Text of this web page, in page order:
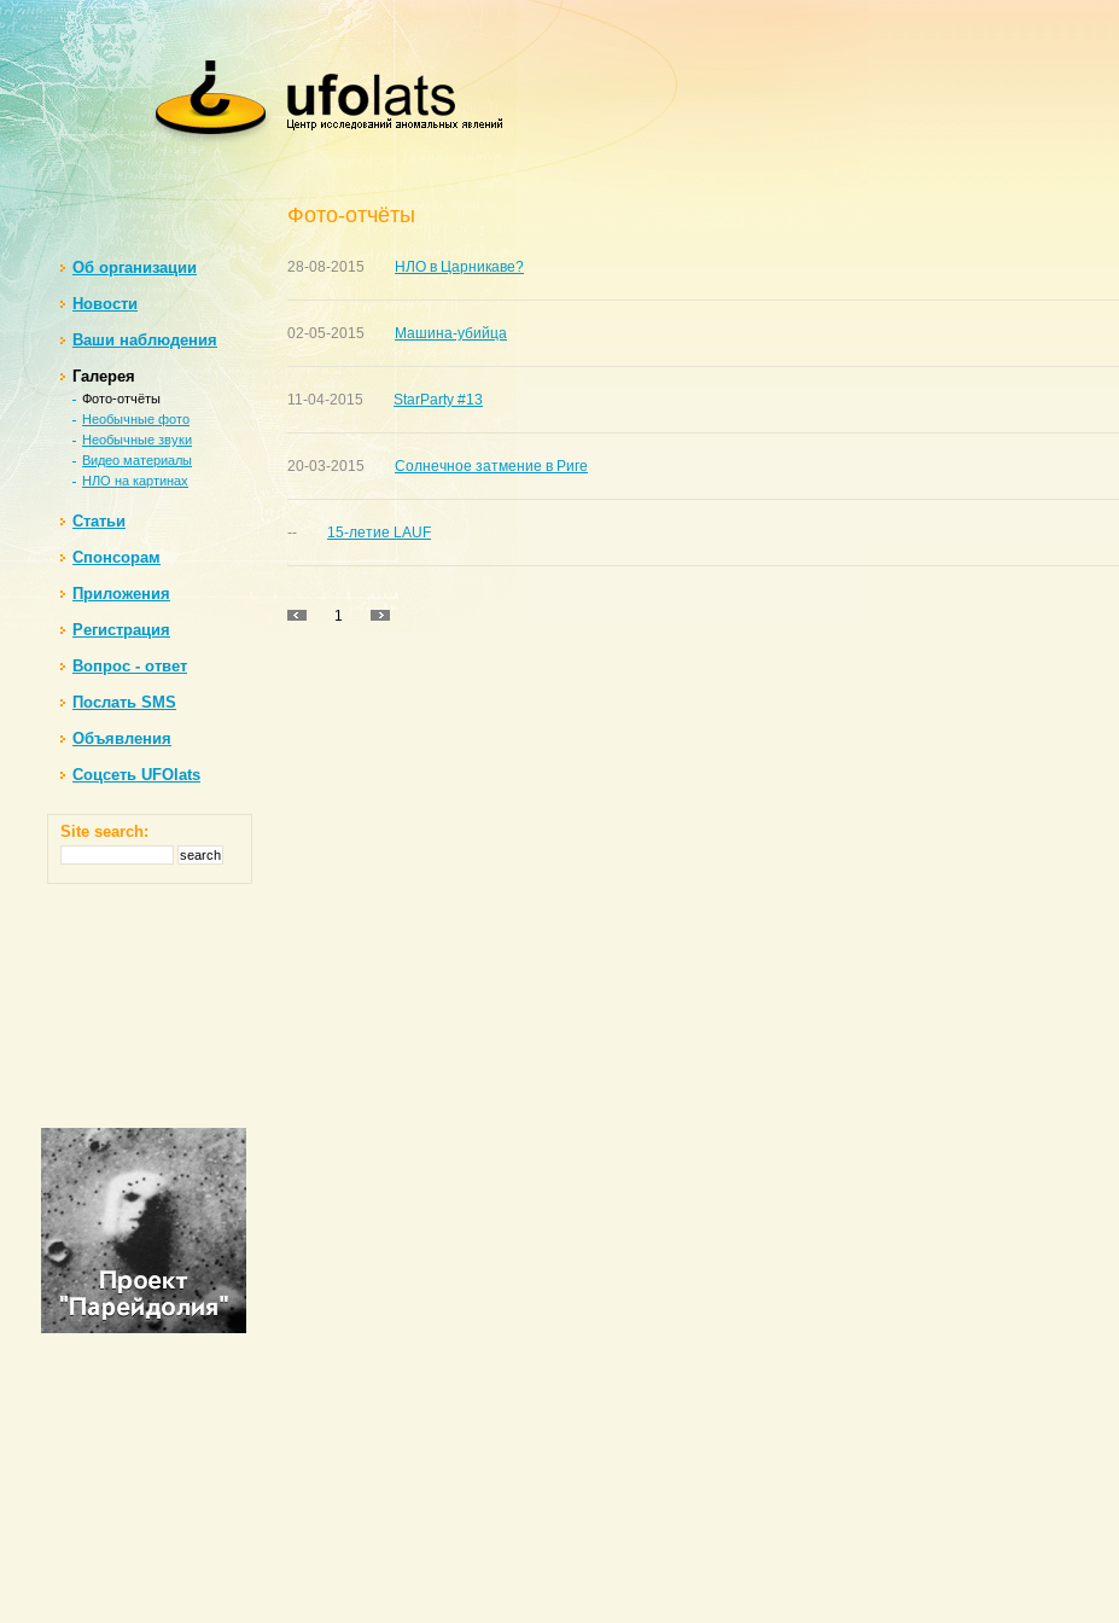
Oб организации
Новости
Ваши наблюдения
Галерея
Фото-отчёты
Необычные фото
Необычные звуки
Видео материалы
НЛО на картинах
Статьи
Спонсорам
Приложения
Регистрация
Вопрос - ответ
Послать SMS
Объявления
Соцсеть UFOlats
Site search:
Фото-отчёты
28-08-2015 НЛО в Царникаве?
02-05-2015 Машина-убийца
11-04-2015 StarParty #13
20-03-2015 Солнечное затмение в Риге
-- 15-летие LAUF
1